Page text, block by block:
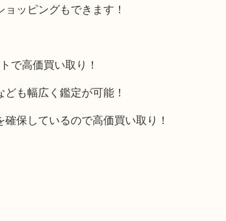
ッピングもできます！
で高価買い取り！
も幅広く鑑定が可能！
保しているので高価買い取り！